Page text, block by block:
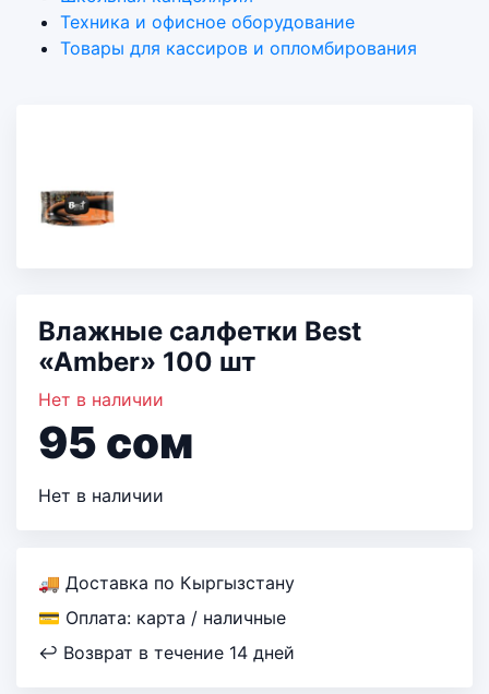
Техника и офисное оборудование
Товары для кассиров и опломбирования
Влажные салфетки Best
«Amber» 100 шт
Нет в наличии
95 сом
Нет в наличии
🚚 Доставка по Кыргызстану
💳 Оплата: карта / наличные
↩ Возврат в течение 14 дней